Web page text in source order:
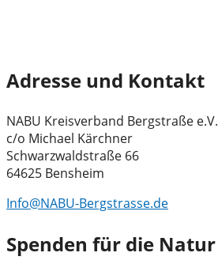
Adresse und Kontakt
NABU Kreisverband Bergstraße e.V.
c/o Michael Kärchner
Schwarzwaldstraße 66
64625 Bensheim
Info@NABU-Bergstrasse.de
Spenden für die Natur